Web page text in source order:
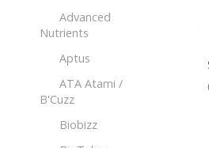
Advanced
Nutrients
Aptus
ATA Atami /
B'Cuzz
Biobizz